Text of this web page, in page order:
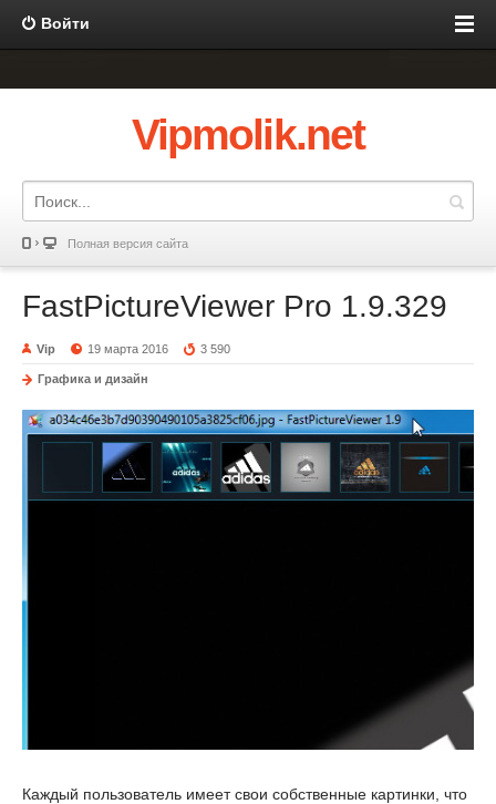
Войти
Vipmolik.net
Полная версия сайта
FastPictureViewer Pro 1.9.329
Vip 19 марта 2016 3 590
Графика и дизайн
Каждый пользователь имеет свои собственные картинки, что